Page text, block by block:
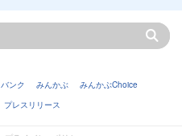
バンク みんかぶ
みんかぶChoice
プレスリリース